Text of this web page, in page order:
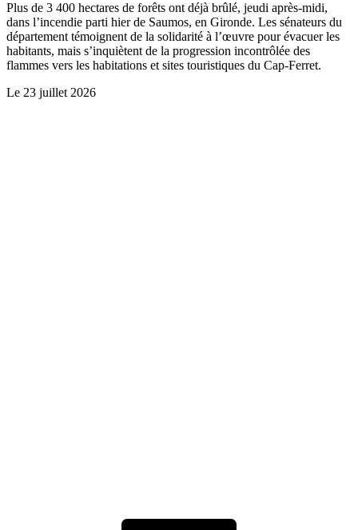
Plus de 3 400 hectares de forêts ont déjà brûlé, jeudi après-midi,
dans l’incendie parti hier de Saumos, en Gironde. Les sénateurs du
département témoignent de la solidarité à l’œuvre pour évacuer les
habitants, mais s’inquiètent de la progression incontrôlée des
flammes vers les habitations et sites touristiques du Cap-Ferret.
Le 23 juillet 2026